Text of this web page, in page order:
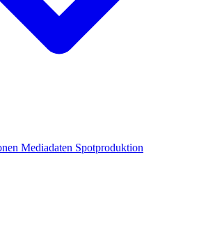
Mediadaten Spotproduktion